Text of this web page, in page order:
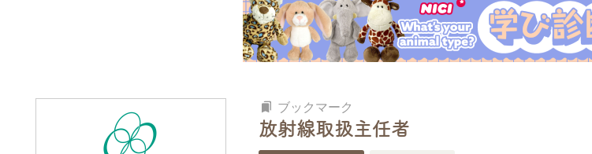
bookmarks ブックマーク
放射線取扱主任者